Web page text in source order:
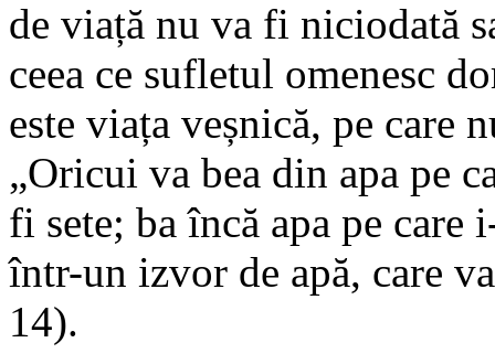
de viață nu va fi niciodată
ceea ce sufletul omenesc
este viața veșnică, pe care
„Oricui va bea din apa pe
fi sete; ba încă apa pe care
într-un izvor de apă, care
14).